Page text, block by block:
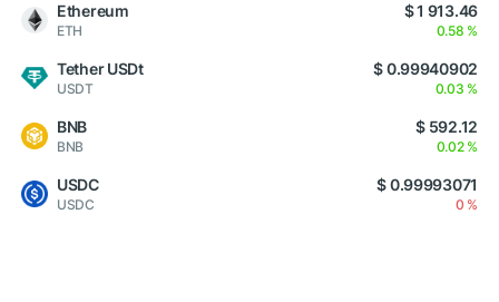
Ethereum
ETH
$ 1 913.46
0.58 %
Tether USDt
USDT
$ 0.99940902
0.03 %
BNB
BNB
$ 592.12
0.02 %
USDC
USDC
$ 0.99993071
0 %